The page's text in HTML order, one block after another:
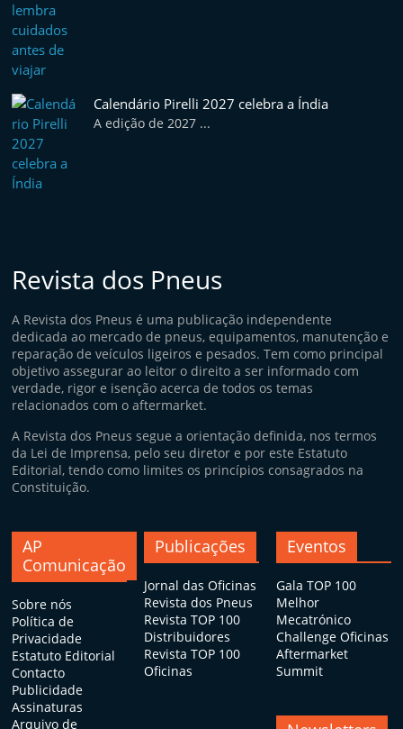
Calendário Pirelli 2027 celebra a Índia
A edição de 2027 ...
Revista dos Pneus
A Revista dos Pneus é uma publicação independente
dedicada ao mercado de pneus, equipamentos, manutenção e
reparação de veículos ligeiros e pesados. Tem como principal
objetivo assegurar ao leitor o direito a ser informado com
verdade, rigor e isenção acerca de todos os temas
relacionados com o aftermarket.
A Revista dos Pneus segue a orientação definida, nos termos
da Lei de Imprensa, pelo seu diretor e por este Estatuto
Editorial, tendo como limites os princípios consagrados na
Constituição.
AP
Comunicação
Sobre nós
Política de
Privacidade
Estatuto Editorial
Contacto
Publicidade
Assinaturas
Arquivo de
Publicações
Jornal das Oficinas
Revista dos Pneus
Revista TOP 100
Distribuidores
Revista TOP 100
Oficinas
Eventos
Gala TOP 100
Melhor
Mecatrónico
Challenge Oficinas
Aftermarket
Summit